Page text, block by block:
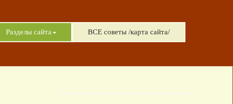
Разделы сайта ВСЕ советы /карта сайта/